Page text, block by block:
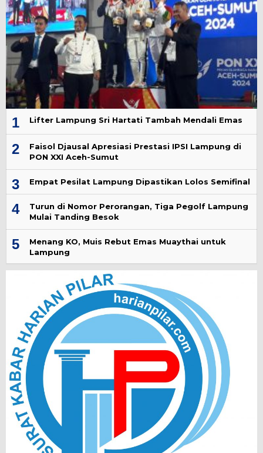
1 Lifter Lampung Sri Hartati Tambah Mendali Emas
2
Faisol Djausal Apresiasi Prestasi IPSI Lampung di
PON XXI Aceh-Sumut
3 Empat Pesilat Lampung Dipastikan Lolos Semifinal
4
Turun di Nomor Perorangan, Tiga Pegolf Lampung
Mulai Tanding Besok
5
Menang KO, Muis Rebut Emas Muaythai untuk
Lampung